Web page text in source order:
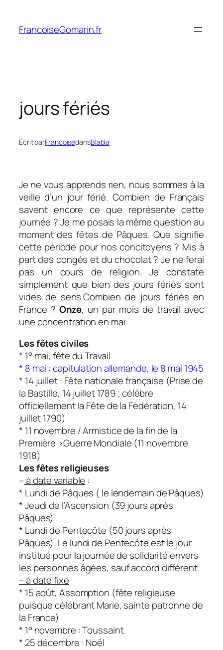
contenu
FrancoiseGomarin.fr
jours fériés
Écrit parFrancoisedansBlabla
Je ne vous apprends rien, nous sommes à la
veille d’un jour férié. Combien de Français
savent encore ce que représente cette
journée ? Je me posais la même question au
moment des fêtes de Pâques. Que signifie
cette période pour nos concitoyens ? Mis à
part des congés et du chocolat ? Je ne ferai
pas un cours de religion. Je constate
simplement que bien des jours fériés sont
vides de sens.Combien de jours fériés en
France ? Onze, un par mois de travail avec
une concentration en mai.
Les fêtes civiles
* 1° mai, fête du Travail
* 8 mai : capitulation allemande, le 8 mai 1945
* 14 juillet : Fête nationale française (Prise de
la Bastille, 14 juillet 1789 ; célèbre
officiellement la Fête de la Fédération, 14
juillet 1790)
* 11 novembre / Armistice de la fin de la
Première >Guerre Mondiale (11 novembre
1918)
Les fêtes religieuses
–à date variable :
* Lundi de Pâques ( le lendemain de Pâques)
* Jeudi de l’Ascension (39 jours après
Pâques)
* Lundi de Pentecôte (50 jours après
Pâques). Le lundi de Pentecôte est le jour
institué pour la journée de solidarité envers
les personnes âgées, sauf accord différent.
– à date fixe
* 15 août, Assomption (fête religieuse
puisque célébrant Marie, sainte patronne de
la France)
* 1° novembre : Toussaint
* 25 décembre : Noël